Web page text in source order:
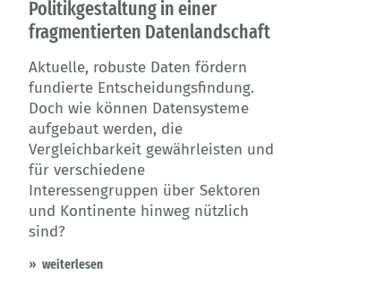
Politikgestaltung in einer
fragmentierten Datenlandschaft
Aktuelle, robuste Daten fördern
fundierte Entscheidungsfindung.
Doch wie können Datensysteme
aufgebaut werden, die
Vergleichbarkeit gewährleisten und
für verschiedene
Interessengruppen über Sektoren
und Kontinente hinweg nützlich
sind?
weiterlesen